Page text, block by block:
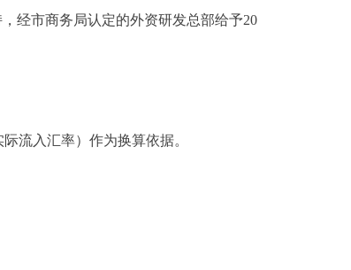
经市商务局认定的外资研发总部给予20
流入汇率）作为换算依据。